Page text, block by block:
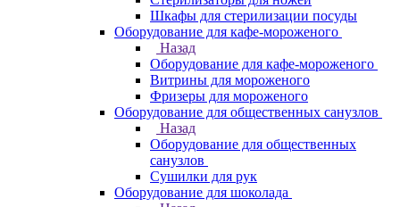
Шкафы для стерилизации посуды
Оборудование для кафе-мороженого
Назад
Оборудование для кафе-мороженого
Витрины для мороженого
Фризеры для мороженого
Оборудование для общественных санузлов
Назад
Оборудование для общественных
санузлов
Сушилки для рук
Оборудование для шоколада